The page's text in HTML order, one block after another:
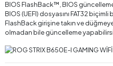
BIOS FlashBack™, BIOS
BIOS (UEFI) dosyasını FAT32 biçimli
FlashBack girişine takın ve
olmadan bile güncelleme